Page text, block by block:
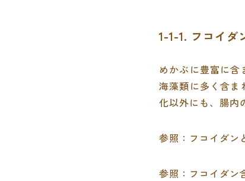
1-1-1. フコイダ
めかぶに豊富に含
海藻類に多く含ま
化以外にも、腸内
参照： フコイダン
参照： フコイダン